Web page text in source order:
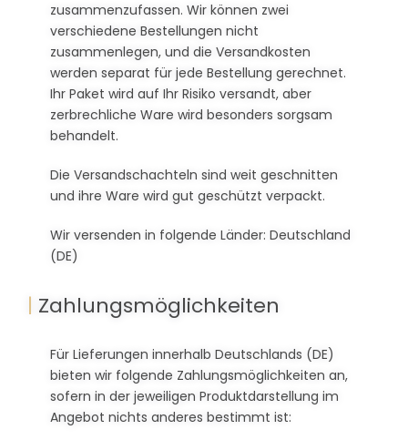
zusammenzufassen. Wir können zwei
verschiedene Bestellungen nicht
zusammenlegen, und die Versandkosten
werden separat für jede Bestellung gerechnet.
Ihr Paket wird auf Ihr Risiko versandt, aber
zerbrechliche Ware wird besonders sorgsam
behandelt.
Die Versandschachteln sind weit geschnitten
und ihre Ware wird gut geschützt verpackt.
Wir versenden in folgende Länder: Deutschland
(DE)
| Zahlungsmöglichkeiten
Für Lieferungen innerhalb Deutschlands (DE)
bieten wir folgende Zahlungsmöglichkeiten an,
sofern in der jeweiligen Produktdarstellung im
Angebot nichts anderes bestimmt ist: